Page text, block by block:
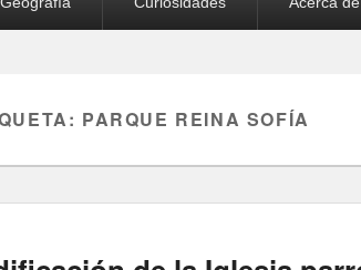
PARQUE REINA SOFÍA